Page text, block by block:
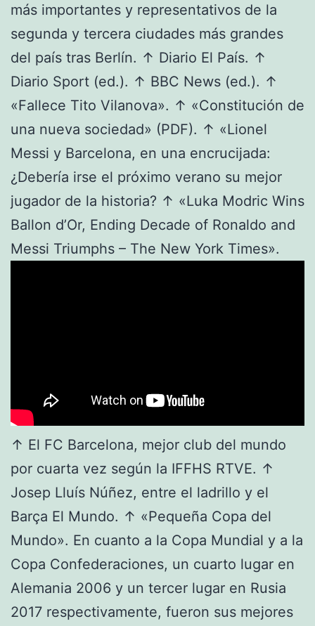
más importantes y representativos de la
segunda y tercera ciudades más grandes
del país tras Berlín. ↑ Diario El País. ↑
Diario Sport (ed.). ↑ BBC News (ed.). ↑
«Fallece Tito Vilanova». ↑ «Constitución de
una nueva sociedad» (PDF). ↑ «Lionel
Messi y Barcelona, en una encrucijada:
¿Debería irse el próximo verano su mejor
jugador de la historia? ↑ «Luka Modric Wins
Ballon d’Or, Ending Decade of Ronaldo and
Messi Triumphs – The New York Times».
↑ El FC Barcelona, mejor club del mundo
por cuarta vez según la IFFHS RTVE. ↑
Josep Lluís Núñez, entre el ladrillo y el
Barça El Mundo. ↑ «Pequeña Copa del
Mundo». En cuanto a la Copa Mundial y a la
Copa Confederaciones, un cuarto lugar en
Alemania 2006 y un tercer lugar en Rusia
2017 respectivamente, fueron sus mejores